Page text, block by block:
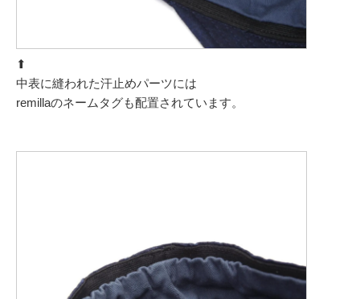
⬆︎
中表に縫われた汗止めパーツには
remillaのネームタグも配置されています。